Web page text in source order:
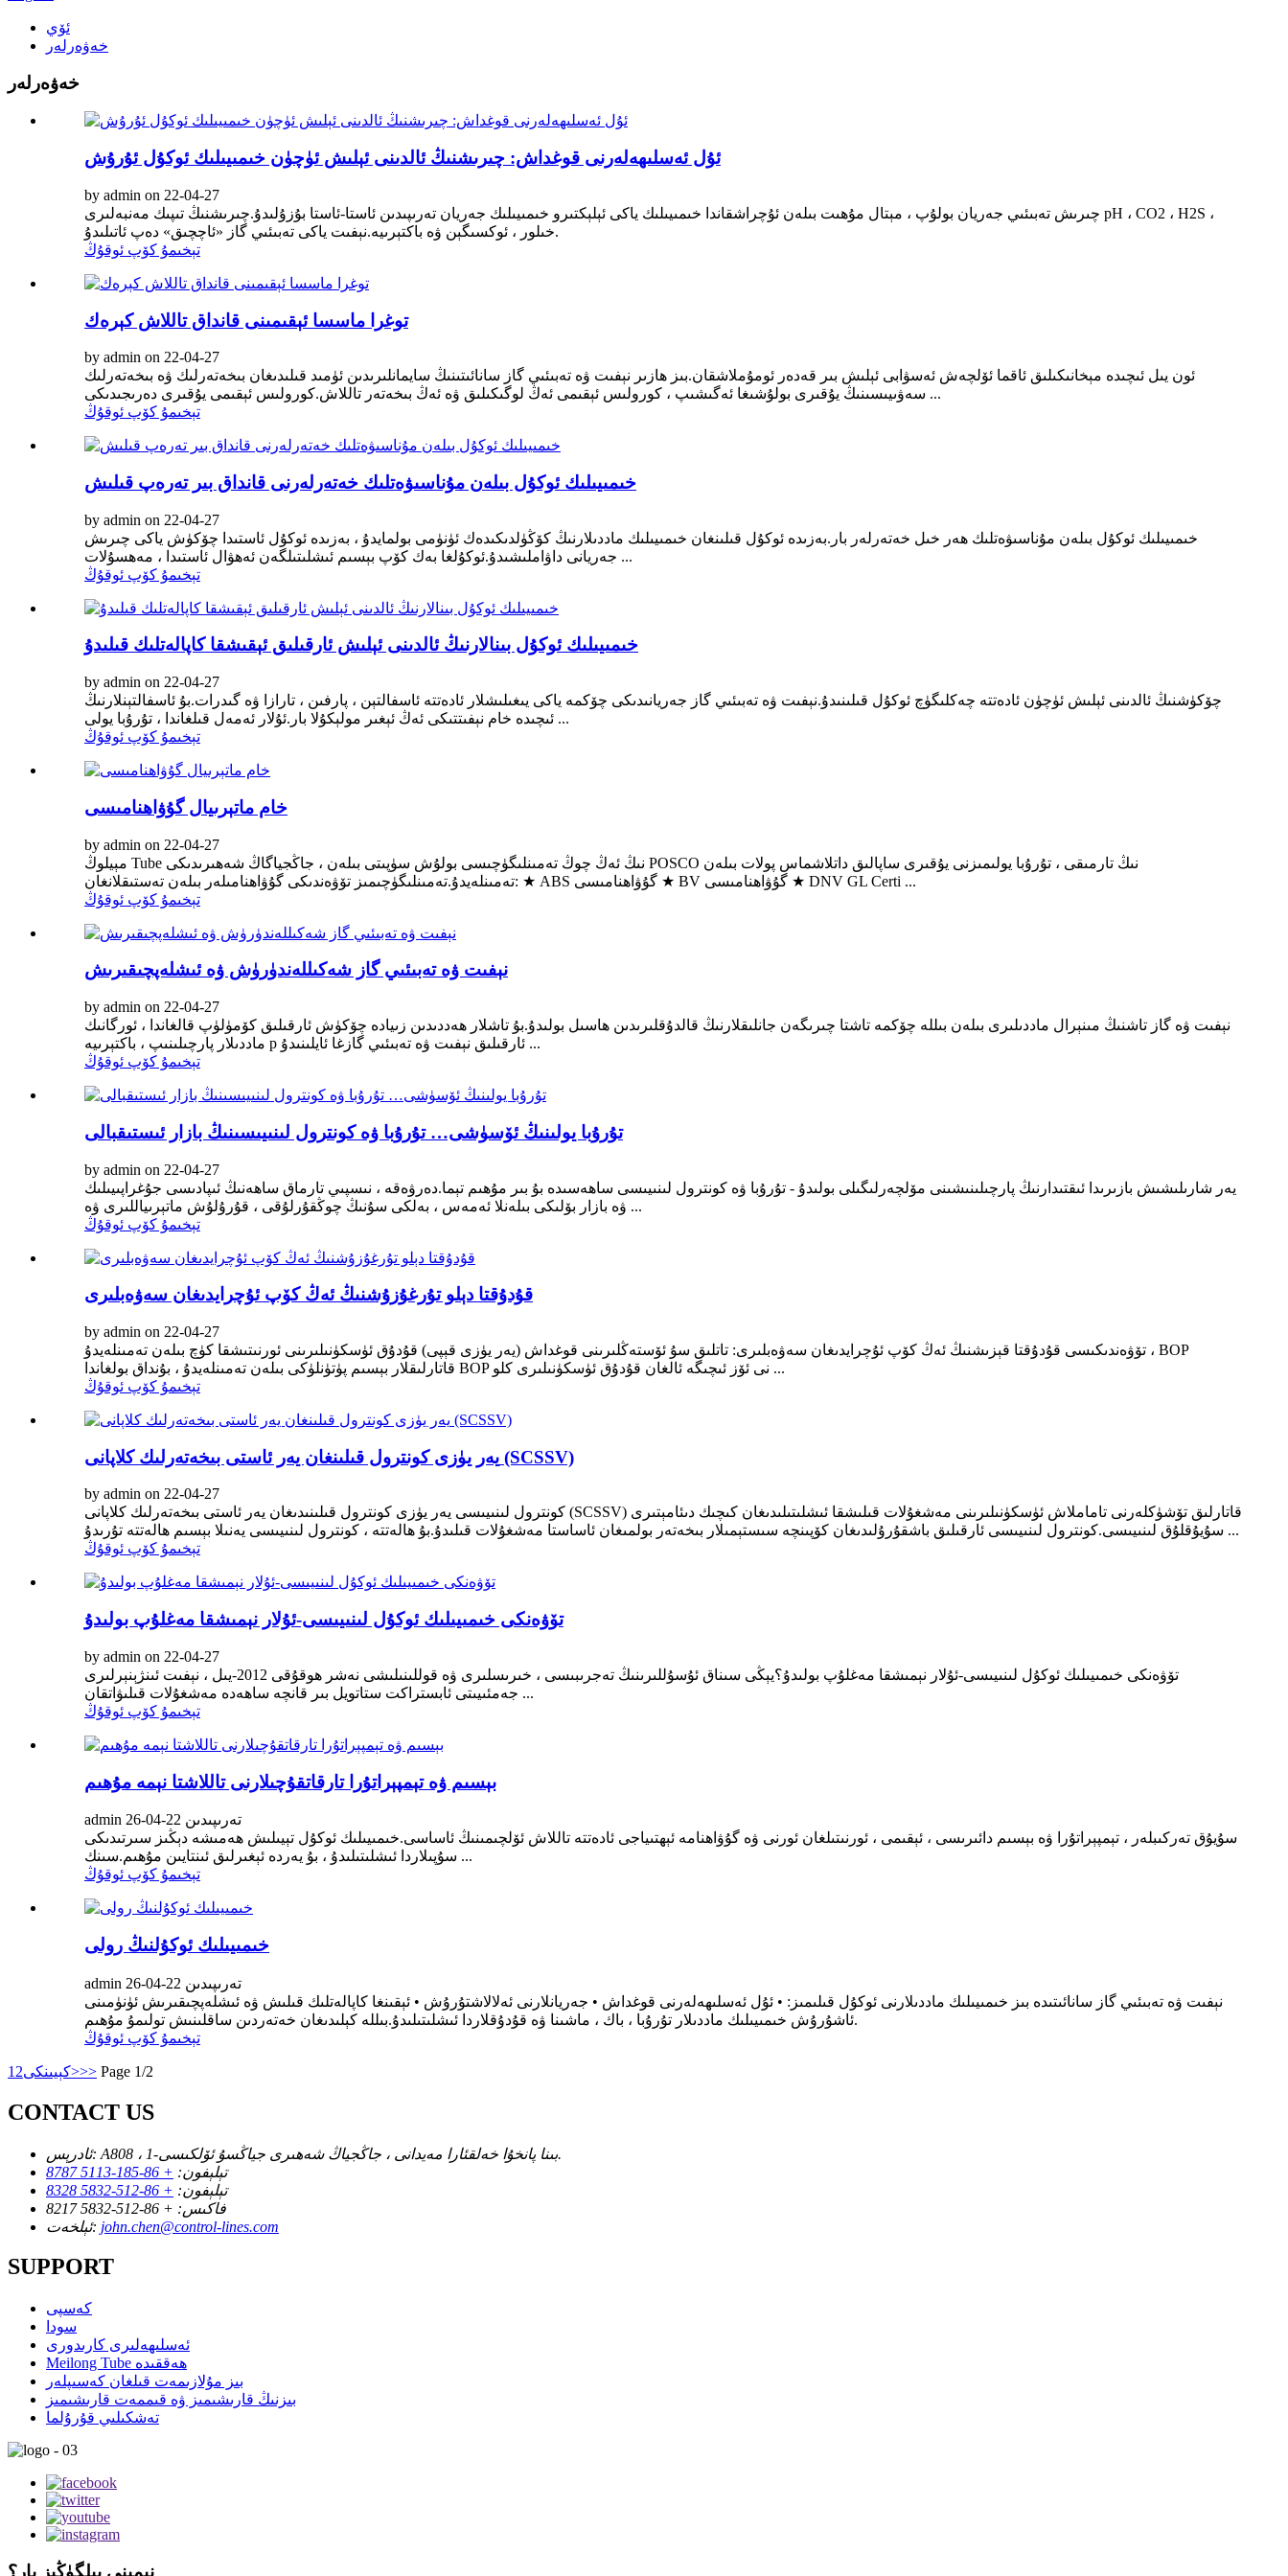
ئۆي
خەۋەرلەر
خەۋەرلەر
ئۇل ئەسلىھەلەرنى قوغداش: چىرىشنىڭ ئالدىنى ئېلىش ئۈچۈن خىمىيىلىك ئوكۇل ئۇرۇش
by admin on 22-04-27
چىرىش تەبىئىي جەريان بولۇپ ، مېتال مۇھىت بىلەن ئۇچراشقاندا خىمىيىلىك ياكى ئېلېكتىرو خىمىيىلىك جەريان تەرىپىدىن ئاستا-ئاستا بۇزۇلىدۇ.چىرىشنىڭ تىپىك مەنبەلىرى pH ، CO2 ، H2S ،
خىلور ، ئوكسىگېن ۋە باكتېرىيە.نېفىت ياكى تەبىئىي گاز «ئاچچىق» دەپ ئاتىلىدۇ.
تېخىمۇ كۆپ ئوقۇڭ
توغرا ماسسا ئېقىمىنى قانداق تاللاش كېرەك
by admin on 22-04-27
ئون يىل ئىچىدە مېخانىكىلىق ئاقما ئۆلچەش ئەسۋابى ئېلىش بىر قەدەر ئومۇملاشقان.بىز ھازىر نېفىت ۋە تەبىئىي گاز سانائىتىنىڭ سايمانلىرىدىن ئۈمىد قىلىدىغان بىخەتەرلىك ۋە بىخەتەرلىك
سەۋىيىسىنىڭ يۇقىرى بولۇشىغا ئەگىشىپ ، كورولىس ئېقىمى ئەڭ لوگىكىلىق ۋە ئەڭ بىخەتەر تاللاش.كورولىس ئېقىمى يۇقىرى دەرىجىدىكى ...
تېخىمۇ كۆپ ئوقۇڭ
خىمىيىلىك ئوكۇل بىلەن مۇناسىۋەتلىك خەتەرلەرنى قانداق بىر تەرەپ قىلىش
by admin on 22-04-27
خىمىيىلىك ئوكۇل بىلەن مۇناسىۋەتلىك ھەر خىل خەتەرلەر بار.بەزىدە ئوكۇل قىلىنغان خىمىيىلىك ماددىلارنىڭ كۆڭۈلدىكىدەك ئۈنۈمى بولمايدۇ ، بەزىدە ئوكۇل ئاستىدا چۆكۈش ياكى چىرىش
جەريانى داۋاملىشىدۇ.ئوكۇلغا بەك كۆپ بېسىم ئىشلىتىلگەن ئەھۋال ئاستىدا ، مەھسۇلات ...
تېخىمۇ كۆپ ئوقۇڭ
خىمىيىلىك ئوكۇل بىنالارنىڭ ئالدىنى ئېلىش ئارقىلىق ئېقىشقا كاپالەتلىك قىلىدۇ
by admin on 22-04-27
چۆكۈشنىڭ ئالدىنى ئېلىش ئۈچۈن ئادەتتە چەكلىگۈچ ئوكۇل قىلىنىدۇ.نېفىت ۋە تەبىئىي گاز جەريانىدىكى چۆكمە ياكى يىغىلىشلار ئادەتتە ئاسفالتېن ، پارفىن ، تارازا ۋە گىدرات.بۇ ئاسفالتېنلارنىڭ
ئىچىدە خام نېفىتتىكى ئەڭ ئېغىر مولېكۇلا بار.ئۇلار ئەمەل قىلغاندا ، تۇرۇبا يولى ...
تېخىمۇ كۆپ ئوقۇڭ
خام ماتېرىيال گۇۋاھنامىسى
by admin on 22-04-27
مېيلوڭ Tube نىڭ ئەڭ چوڭ تەمىنلىگۈچىسى بولۇش سۈپىتى بىلەن ، جاڭجياگاڭ شەھىرىدىكى POSCO نىڭ تارمىقى ، تۇرۇبا يولىمىزنى يۇقىرى ساپالىق داتلاشماس پولات بىلەن
تەمىنلەيدۇ.تەمىنلىگۈچىمىز تۆۋەندىكى گۇۋاھنامىلەر بىلەن تەستىقلانغان: ★ ABS گۇۋاھنامىسى ★ BV گۇۋاھنامىسى ★ DNV GL Certi ...
تېخىمۇ كۆپ ئوقۇڭ
نېفىت ۋە تەبىئىي گاز شەكىللەندۈرۈش ۋە ئىشلەپچىقىرىش
by admin on 22-04-27
نېفىت ۋە گاز تاشنىڭ مىنېرال ماددىلىرى بىلەن بىللە چۆكمە تاشتا چىرىگەن جانلىقلارنىڭ قالدۇقلىرىدىن ھاسىل بولىدۇ.بۇ تاشلار ھەددىدىن زىيادە چۆكۈش ئارقىلىق كۆمۈلۈپ قالغاندا ، ئورگانىك
ماددىلار پارچىلىنىپ ، باكتېرىيە p ئارقىلىق نېفىت ۋە تەبىئىي گازغا ئايلىنىدۇ ...
تېخىمۇ كۆپ ئوقۇڭ
تۇرۇبا يولىنىڭ ئۆسۈشى… تۇرۇبا ۋە كونترول لىنىيىسىنىڭ بازار ئىستىقبالى
by admin on 22-04-27
يەر شارىلىشىش بازىرىدا ئىقتىدارنىڭ پارچىلىنىشىنى مۆلچەرلىگىلى بولىدۇ - تۇرۇبا ۋە كونترول لىنىيىسى ساھەسىدە بۇ بىر مۇھىم تېما.دەرۋەقە ، نىسپىي تارماق ساھەنىڭ ئىپادىسى جۇغراپىيىلىك
ۋە بازار بۆلىكى بىلەنلا ئەمەس ، بەلكى سۇنىڭ چوڭقۇرلۇقى ، قۇرۇلۇش ماتېرىياللىرى ۋە ...
تېخىمۇ كۆپ ئوقۇڭ
قۇدۇقتا دېلو تۇرغۇزۇشنىڭ ئەڭ كۆپ ئۇچرايدىغان سەۋەبلىرى
by admin on 22-04-27
تۆۋەندىكىسى قۇدۇقتا قېزىشنىڭ ئەڭ كۆپ ئۇچرايدىغان سەۋەبلىرى: تاتلىق سۇ ئۆستەڭلىرىنى قوغداش (يەر يۈزى قېپى) قۇدۇق ئۈسكۈنىلىرىنى ئورنىتىشقا كۈچ بىلەن تەمىنلەيدۇ ، BOP
قاتارلىقلار بېسىم پۈتۈنلۈكى بىلەن تەمىنلەيدۇ ، بۇنداق بولغاندا BOP نى ئۆز ئىچىگە ئالغان قۇدۇق ئۈسكۈنىلىرى كلو ...
تېخىمۇ كۆپ ئوقۇڭ
يەر يۈزى كونترول قىلىنغان يەر ئاستى بىخەتەرلىك كلاپانى (SCSSV)
by admin on 22-04-27
كونترول لىنىيىسى يەر يۈزى كونترول قىلىنىدىغان يەر ئاستى بىخەتەرلىك كلاپانى (SCSSV) قاتارلىق تۆشۈكلەرنى تاماملاش ئۈسكۈنىلىرىنى مەشغۇلات قىلىشقا ئىشلىتىلىدىغان كىچىك دىئامېتىرى
سۇيۇقلۇق لىنىيىسى.كونترول لىنىيىسى ئارقىلىق باشقۇرۇلىدىغان كۆپىنچە سىستېمىلار بىخەتەر بولمىغان ئاساستا مەشغۇلات قىلىدۇ.بۇ ھالەتتە ، كونترول لىنىيىسى يەنىلا بېسىم ھالەتتە تۇرىدۇ ...
تېخىمۇ كۆپ ئوقۇڭ
تۆۋەنكى خىمىيىلىك ئوكۇل لىنىيىسى-ئۇلار نېمىشقا مەغلۇپ بولىدۇ
by admin on 22-04-27
تۆۋەنكى خىمىيىلىك ئوكۇل لىنىيىسى-ئۇلار نېمىشقا مەغلۇپ بولىدۇ؟يېڭى سىناق ئۇسۇللىرىنىڭ تەجرىبىسى ، خىرىسلىرى ۋە قوللىنىلىشى نەشر ھوقۇقى 2012-يىل ، نېفىت ئىنژېنېرلىرى
جەمئىيىتى ئابستراكت ستاتويل بىر قانچە ساھەدە مەشغۇلات قىلىۋاتقان ...
تېخىمۇ كۆپ ئوقۇڭ
بېسىم ۋە تېمپېراتۇرا تارقاتقۇچىلارنى تاللاشتا نېمە مۇھىم
admin تەرىپىدىن 22-04-26
سۇيۇق تەركىبلەر ، تېمپېراتۇرا ۋە بېسىم دائىرىسى ، ئېقىمى ، ئورنىتىلغان ئورنى ۋە گۇۋاھنامە ئېھتىياجى ئادەتتە تاللاش ئۆلچىمىنىڭ ئاساسى.خىمىيىلىك ئوكۇل تېيىلىش ھەمىشە دېڭىز سىرتىدىكى
سۇپىلاردا ئىشلىتىلىدۇ ، بۇ يەردە ئېغىرلىق ئىنتايىن مۇھىم.سىنك ...
تېخىمۇ كۆپ ئوقۇڭ
خىمىيىلىك ئوكۇلنىڭ رولى
admin تەرىپىدىن 22-04-26
نېفىت ۋە تەبىئىي گاز سانائىتىدە بىز خىمىيىلىك ماددىلارنى ئوكۇل قىلىمىز: • ئۇل ئەسلىھەلەرنى قوغداش • جەريانلارنى ئەلالاشتۇرۇش • ئېقىنغا كاپالەتلىك قىلىش ۋە ئىشلەپچىقىرىش ئۈنۈمىنى
ئاشۇرۇش خىمىيىلىك ماددىلار تۇرۇبا ، باك ، ماشىنا ۋە قۇدۇقلاردا ئىشلىتىلىدۇ.بىللە كېلىدىغان خەتەردىن ساقلىنىش تولىمۇ مۇھىم.
تېخىمۇ كۆپ ئوقۇڭ
1 2 كېيىنكى>>> Page 1/2
CONTACT US
ئادرېس:
A808 ، 1-بىنا پانخۇا خەلقئارا مەيدانى ، جاڭجياڭ شەھىرى جياڭسۇ ئۆلكىسى.
تېلېفون: + 86-185-5113 8787
تېلېفون: + 86-512-5832 8328
فاكىس: + 86-512-5832 8217
ئېلخەت: john.chen@control-lines.com
SUPPORT
كەسپى
سودا
ئەسلىھەلىرى كارىدورى
Meilong Tube ھەققىدە
بىز مۇلازىمەت قىلغان كەسىپلەر
بىزنىڭ قارىشىمىز ۋە قىممەت قارىشىمىز
تەشكىلىي قۇرۇلما
نېمىنى بىلگۈڭىز بار؟